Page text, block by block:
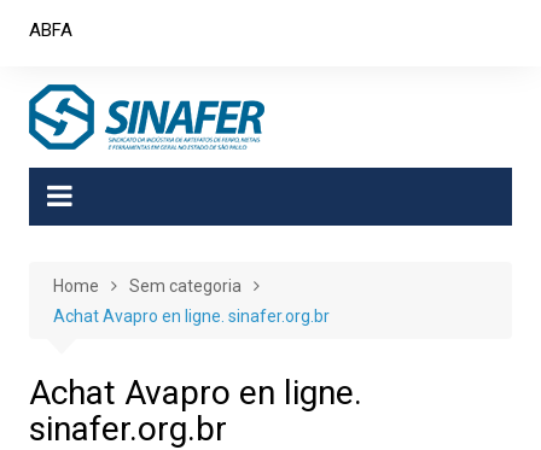
ABFA
Home
Sem categoria
Achat Avapro en ligne. sinafer.org.br
Achat Avapro en ligne.
sinafer.org.br